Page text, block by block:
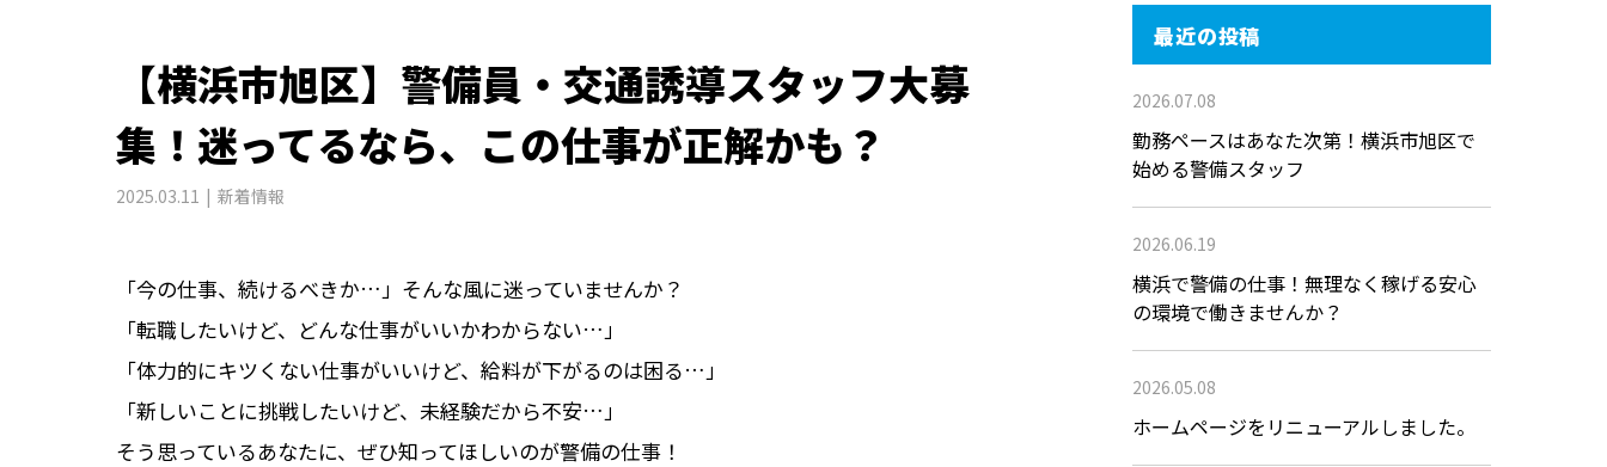
【横浜市旭区】警備員・交通誘導スタッフ大募
集！迷ってるなら、この仕事が正解かも？
2025.03.11 新着情報
「今の仕事、続けるべきか…」そんな風に迷っていませんか？
「転職したいけど、どんな仕事がいいかわからない…」
「体力的にキツくない仕事がいいけど、給料が下がるのは困る…」
「新しいことに挑戦したいけど、未経験だから不安…」
そう思っているあなたに、ぜひ知ってほしいのが警備の仕事！
最近の投稿
2026.07.08
勤務ペースはあなた次第！横浜市旭区で
始める警備スタッフ
2026.06.19
横浜で警備の仕事！無理なく稼げる安心
の環境で働きませんか？
2026.05.08
ホームページをリニューアルしました。